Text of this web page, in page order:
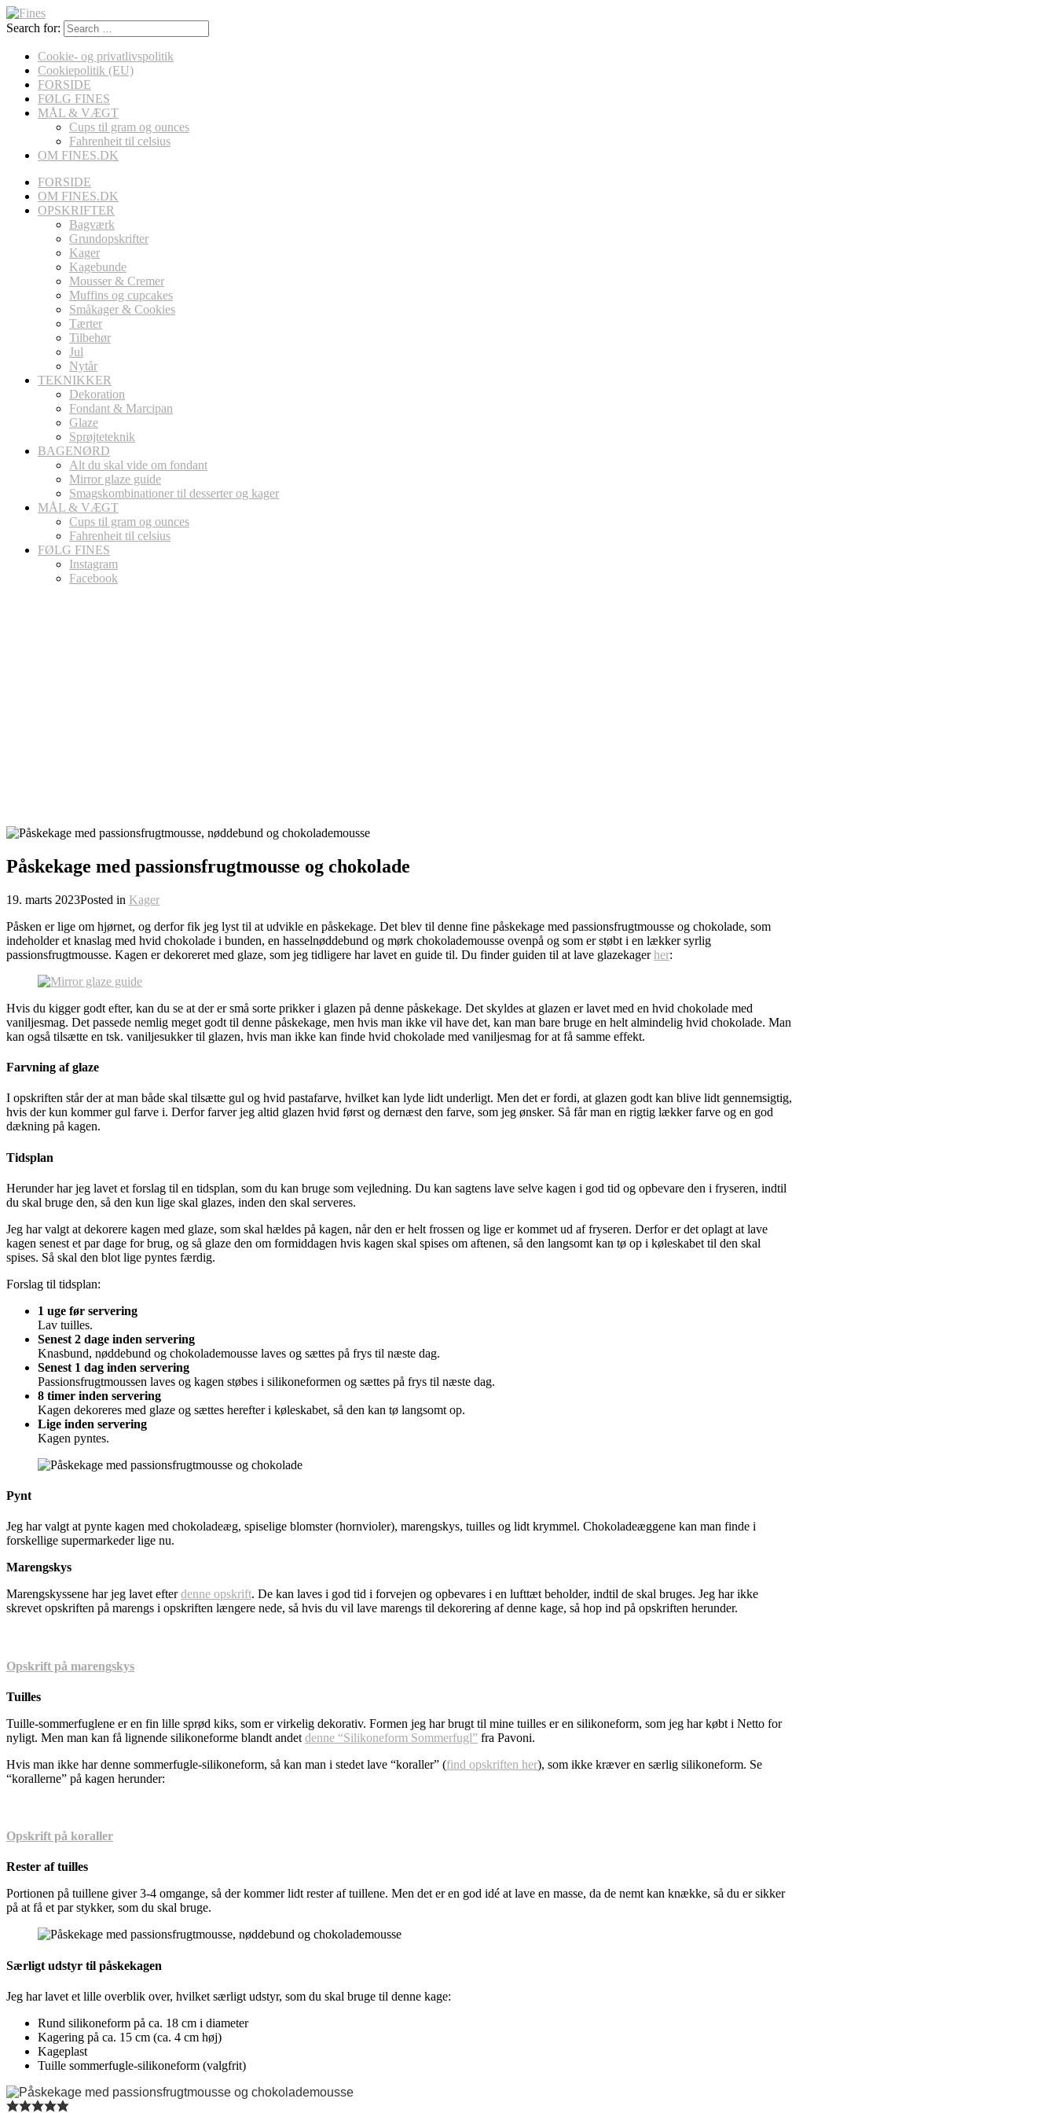
Search for:
Cookie- og privatlivspolitik
Cookiepolitik (EU)
FORSIDE
FØLG FINES
MÅL & VÆGT
Cups til gram og ounces
Fahrenheit til celsius
OM FINES.DK
FORSIDE
OM FINES.DK
OPSKRIFTER
Bagværk
Grundopskrifter
Kager
Kagebunde
Mousser & Cremer
Muffins og cupcakes
Småkager & Cookies
Tærter
Tilbehør
Jul
Nytår
TEKNIKKER
Dekoration
Fondant & Marcipan
Glaze
Sprøjteteknik
BAGENØRD
Alt du skal vide om fondant
Mirror glaze guide
Smagskombinationer til desserter og kager
MÅL & VÆGT
Cups til gram og ounces
Fahrenheit til celsius
FØLG FINES
Instagram
Facebook
Påskekage med passionsfrugtmousse og chokolade
19. marts 2023Posted in Kager
Påsken er lige om hjørnet, og derfor fik jeg lyst til at udvikle en påskekage. Det blev til denne fine påskekage med passionsfrugtmousse og chokolade, som
indeholder et knaslag med hvid chokolade i bunden, en hasselnøddebund og mørk chokolademousse ovenpå og som er støbt i en lækker syrlig
passionsfrugtmousse. Kagen er dekoreret med glaze, som jeg tidligere har lavet en guide til. Du finder guiden til at lave glazekagerher:
Hvis du kigger godt efter, kan du se at der er små sorte prikker i glazen på denne påskekage. Det skyldes at glazen er lavet med en hvid chokolade med
vaniljesmag. Det passede nemlig meget godt til denne påskekage, men hvis man ikke vil have det, kan man bare bruge en helt almindelig hvid chokolade. Man
kan også tilsætte en tsk. vaniljesukker til glazen, hvis man ikke kan finde hvid chokolade med vaniljesmag for at få samme effekt.
Farvning af glaze
I opskriften står der at man både skal tilsætte gul og hvid pastafarve, hvilket kan lyde lidt underligt. Men det er fordi, at glazen godt kan blive lidt gennemsigtig,
hvis der kun kommer gul farve i. Derfor farver jeg altid glazen hvid først og dernæst den farve, som jeg ønsker. Så får man en rigtig lækker farve og en god
dækning på kagen.
Tidsplan
Herunder har jeg lavet et forslag til en tidsplan, som du kan bruge som vejledning. Du kan sagtens lave selve kagen i god tid og opbevare den i fryseren, indtil
du skal bruge den, så den kun lige skal glazes, inden den skal serveres.
Jeg har valgt at dekorere kagen med glaze, som skal hældes på kagen, når den er helt frossen og lige er kommet ud af fryseren. Derfor er det oplagt at lave
kagen senest et par dage for brug, og så glaze den om formiddagen hvis kagen skal spises om aftenen, så den langsomt kan tø op i køleskabet til den skal
spises. Så skal den blot lige pyntes færdig.
Forslag til tidsplan:
1 uge før servering
Lav tuilles.
Senest 2 dage inden servering
Knasbund, nøddebund og chokolademousse laves og sættes på frys til næste dag.
Senest 1 dag inden servering
Passionsfrugtmoussen laves og kagen støbes i silikoneformen og sættes på frys til næste dag.
8 timer inden servering
Kagen dekoreres med glaze og sættes herefter i køleskabet, så den kan tø langsomt op.
Lige inden servering
Kagen pyntes.
Pynt
Jeg har valgt at pynte kagen med chokoladeæg, spiselige blomster (hornvioler), marengskys, tuilles og lidt krymmel. Chokoladeæggene kan man finde i
forskellige supermarkeder lige nu.
Marengskys
Marengskyssene har jeg lavet efterdenne opskrift. De kan laves i god tid i forvejen og opbevares i en lufttæt beholder, indtil de skal bruges. Jeg har ikke
skrevet opskriften på marengs i opskriften længere nede, så hvis du vil lave marengs til dekorering af denne kage, så hop ind på opskriften herunder.
Opskrift på marengskys
Tuilles
Tuille-sommerfuglene er en fin lille sprød kiks, som er virkelig dekorativ. Formen jeg har brugt til mine tuilles er en silikoneform, som jeg har købt i Netto for
nyligt. Men man kan få lignende silikoneforme blandt andet denne “Silikoneform Sommerfugl” fra Pavoni.
Hvis man ikke har denne sommerfugle-silikoneform, så kan man i stedet lave “koraller” (find opskriften her), som ikke kræver en særlig silikoneform. Se
“korallerne” på kagen herunder:
Opskrift på koraller
Rester af tuilles
Portionen på tuillene giver 3-4 omgange, så der kommer lidt rester af tuillene. Men det er en god idé at lave en masse, da de nemt kan knække, så du er sikker
på at få et par stykker, som du skal bruge.
Særligt udstyr til påskekagen
Jeg har lavet et lille overblik over, hvilket særligt udstyr, som du skal bruge til denne kage:
Rund silikoneform på ca. 18 cm i diameter
Kagering på ca. 15 cm (ca. 4 cm høj)
Kageplast
Tuille sommerfugle-silikoneform (valgfrit)